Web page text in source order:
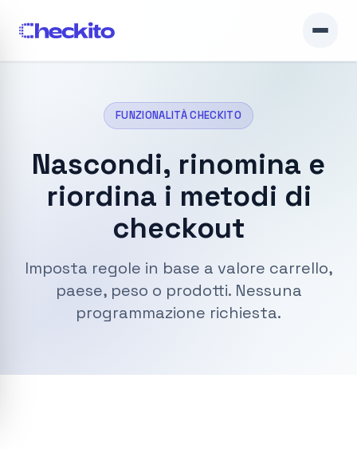
FUNZIONALITÀ CHECKITO
Nascondi, rinomina e
riordina i metodi di
checkout
Imposta regole in base a valore carrello,
paese, peso o prodotti. Nessuna
programmazione richiesta.